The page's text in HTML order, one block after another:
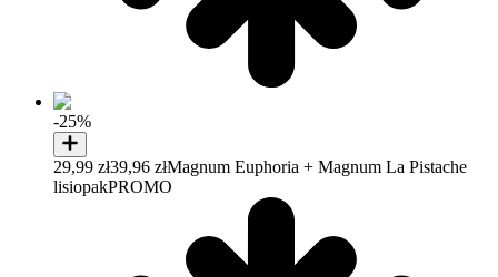
-25%
29,99 zł39,96 złMagnum Euphoria + Magnum La Pistache
lisiopakPROMO